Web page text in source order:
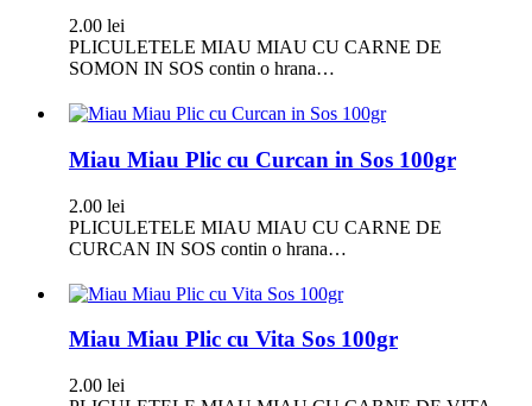
2.00 lei
PLICULETELE MIAU MIAU CU CARNE DE
SOMON IN SOS contin o hrana…
Miau Miau Plic cu Curcan in Sos 100gr
2.00 lei
PLICULETELE MIAU MIAU CU CARNE DE
CURCAN IN SOS contin o hrana…
Miau Miau Plic cu Vita Sos 100gr
2.00 lei